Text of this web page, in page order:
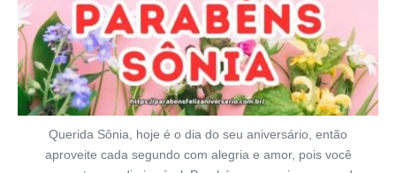
Querida Sônia, hoje é o dia do seu aniversário, então
aproveite cada segundo com alegria e amor, pois você